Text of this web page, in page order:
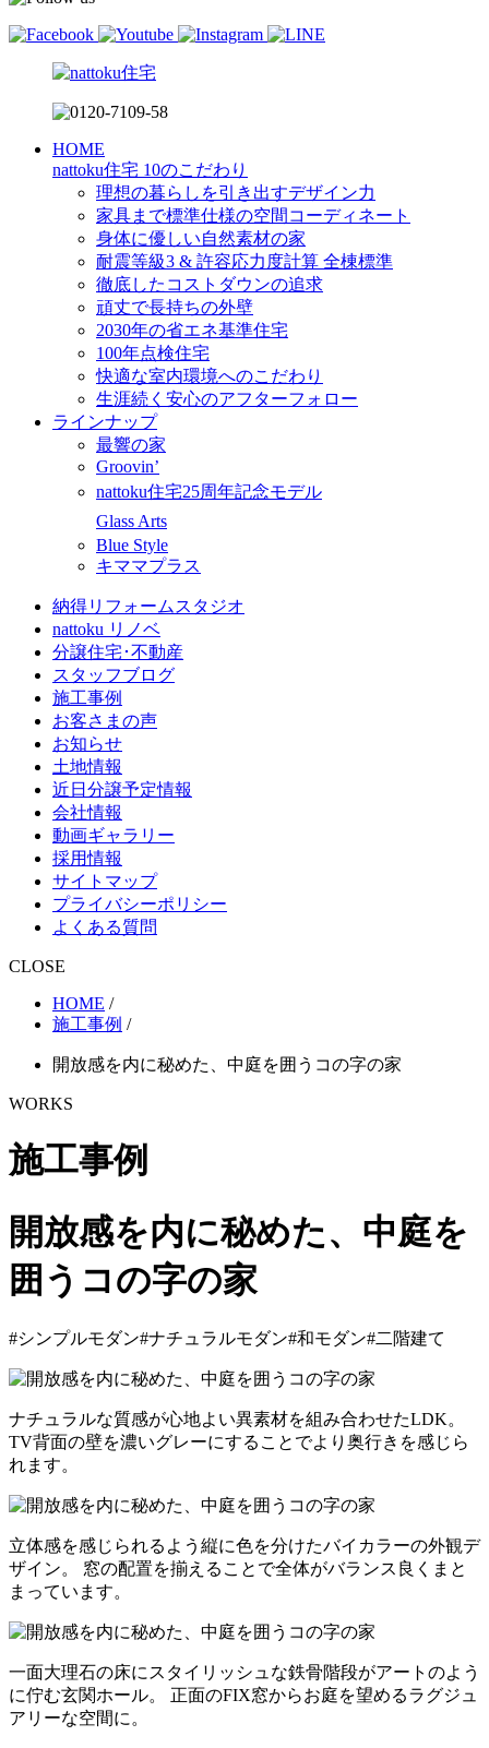
HOME
nattoku住宅 10のこだわり
理想の暮らしを引き出すデザイン力
家具まで標準仕様の空間コーディネート
身体に優しい自然素材の家
耐震等級3 & 許容応力度計算 全棟標準
徹底したコストダウンの追求
頑丈で長持ちの外壁
2030年の省エネ基準住宅
100年点検住宅
快適な室内環境へのこだわり
生涯続く安心のアフターフォロー
ラインナップ
最響の家
Groovin’
nattoku住宅25周年記念モデル
Glass Arts
Blue Style
キママプラス
納得リフォームスタジオ
nattoku リノベ
分譲住宅･不動産
スタッフブログ
施工事例
お客さまの声
お知らせ
土地情報
近日分譲予定情報
会社情報
動画ギャラリー
採用情報
サイトマップ
プライバシーポリシー
よくある質問
CLOSE
HOME /
施工事例 /
開放感を内に秘めた、中庭を囲うコの字の家
WORKS
施工事例
開放感を内に秘めた、中庭を
囲うコの字の家
#シンプルモダン#ナチュラルモダン#和モダン#二階建て
ナチュラルな質感が心地よい異素材を組み合わせたLDK。
TV背面の壁を濃いグレーにすることでより奥行きを感じら
れます。
立体感を感じられるよう縦に色を分けたバイカラーの外観デ
ザイン。 窓の配置を揃えることで全体がバランス良くまと
まっています。
一面大理石の床にスタイリッシュな鉄骨階段がアートのよう
に佇む玄関ホール。 正面のFIX窓からお庭を望めるラグジュ
アリーな空間に。